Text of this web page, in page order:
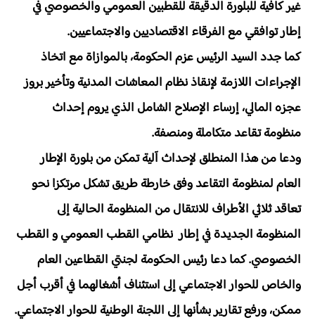
غير كافية للبلورة الدقيقة للقطبين العمومي والخصوصي في
إطار توافقي مع الفرقاء الاقتصاديين والاجتماعيين.
كما جدد السيد الرئيس عزم الحكومة، بالموازاة مع اتخاذ
الإجراءات اللازمة لإنقاذ نظام المعاشات المدنية وتأخير بروز
عجزه المالي، إرساء الإصلاح الشامل الذي يروم إحداث
منظومة تقاعد متكاملة ومنصفة.
ودعا من هذا المنطلق لإحداث آلية تمكن من بلورة الإطار
العام لمنظومة التقاعد وفق خارطة طريق تشكل مرتكزا نحو
تعاقد ثلاثي الأطراف للانتقال من المنظومة الحالية إلى
المنظومة الجديدة في إطار نظامي القطب العمومي و القطب
الخصوصي. كما دعا رئيس الحكومة لجنتي القطاعين العام
والخاص للحوار الاجتماعي إلى استئناف أشغالهما في أقرب أجل
ممكن، ورفع تقارير بشأنها إلى اللجنة الوطنية للحوار الاجتماعي.